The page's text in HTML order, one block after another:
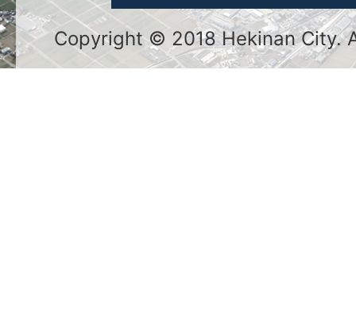
Copyright © 2018 Hekinan City.